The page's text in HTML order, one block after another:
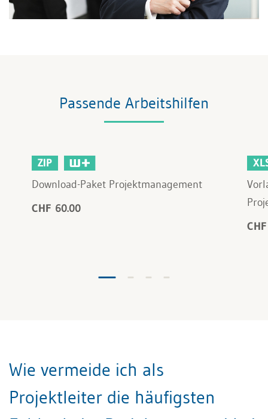
Passende Arbeitshilfen
ZIP
Download-Paket Projektmanagement
CHF 60.00
Wie vermeide ich als
Projektleiter die häufigsten